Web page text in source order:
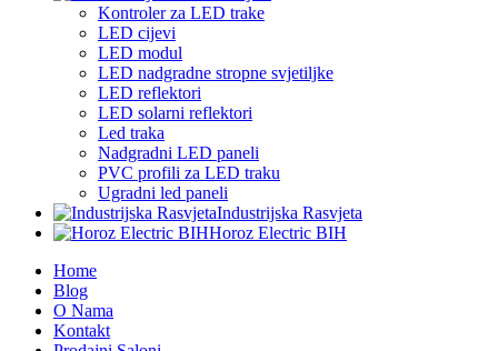
Kontroler za LED trake
LED cijevi
LED modul
LED nadgradne stropne svjetiljke
LED reflektori
LED solarni reflektori
Led traka
Nadgradni LED paneli
PVC profili za LED traku
Ugradni led paneli
Industrijska Rasvjeta
Horoz Electric BIH
Home
Blog
O Nama
Kontakt